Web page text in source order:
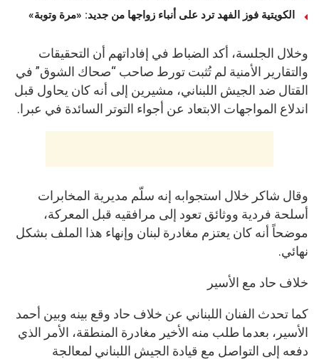
الكويتية فوز الفهد ترد على أنباء زواجها من جديد: «مرة وتوبة» ‏
وخلال الجلسة، أكد الضباط في إفاداتهم أن التحقيقات
والتقارير الأمنية لم تُثبت تورط صاحب “صحاك الشوق” في
القتال ضد الجيش اللبناني، مشيرين إلى أنه كان يحاول قبل
اندلاع المواجهات الابتعاد عن أجواء التوتر السائدة في عبرا.
وقال شاكر خلال استجوابه إنه سلّم مديرية المخابرات
أسلحة فردية ووثائق تعود إلى مرافقيه قبل المعركة،
موضحاً أنه كان يعتزم مغادرة لبنان وإنهاء هذا الملف بشكل
نهائي.
خلاف حاد مع الأسير
كما تحدث الفنان اللبناني عن خلاف حاد وقع بينه وبين أحمد
الأسير، بعدما طلب منه الأخير مغادرة المنطقة، الأمر الذي
دفعه إلى التواصل مع قيادة الجيش اللبناني لمعالجة